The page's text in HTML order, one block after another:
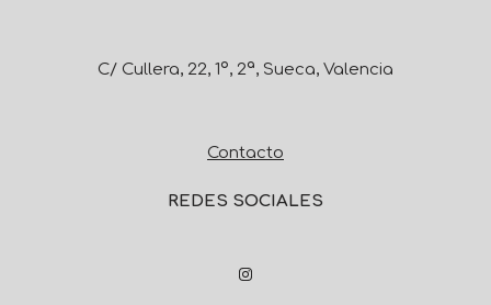
C/ Cullera, 22, 1º, 2ª, Sueca, Valencia
Contacto
REDES SOCIALES